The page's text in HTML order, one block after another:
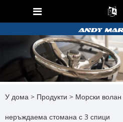
У дома > Продукти > Морски волан
неръждаема стомана с 3 спици